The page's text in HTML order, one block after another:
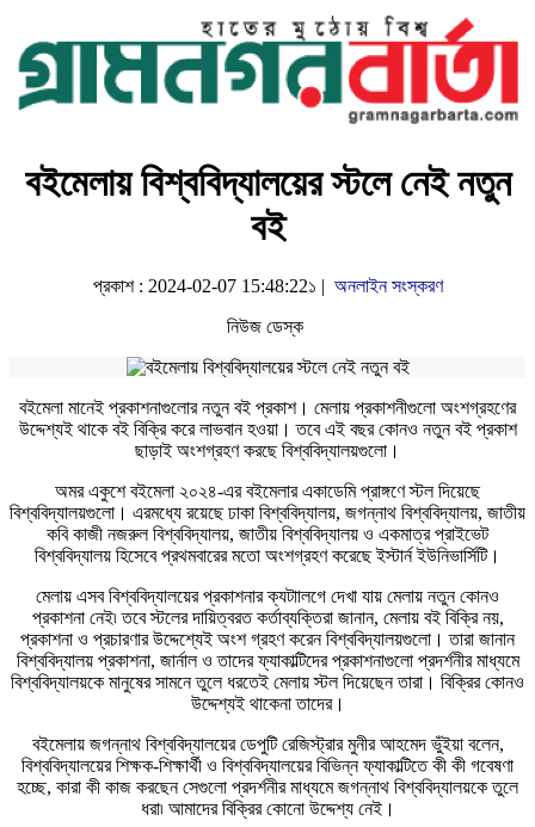
বইমেলায় বিশ্ববিদ্যালয়ের স্টলে নেই নতুন
বই
প্রকাশ : 2024-02-07 15:48:22১ | অনলাইন সংস্করণ
নিউজ ডেস্ক
বইমেলা মানেই প্রকাশনাগুলোর নতুন বই প্রকাশ। মেলায় প্রকাশনীগুলো অংশগ্রহণের
উদ্দেশ্যই থাকে বই বিক্রি করে লাভবান হওয়া। তবে এই বছর কোনও নতুন বই প্রকাশ
ছাড়াই অংশগ্রহণ করছে বিশ্ববিদ্যালয়গুলো।
অমর একুশে বইমেলা ২০২৪-এর বইমেলার একাডেমি প্রাঙ্গণে স্টল দিয়েছে
বিশ্ববিদ্যালয়গুলো। এরমধ্যে রয়েছে ঢাকা বিশ্ববিদ্যালয়, জগন্নাথ বিশ্ববিদ্যালয়, জাতীয়
কবি কাজী নজরুল বিশ্ববিদ্যালয়, জাতীয় বিশ্ববিদ্যালয় ও একমাত্র প্রাইভেট
বিশ্ববিদ্যালয় হিসেবে প্রথমবারের মতো অংশগ্রহণ করেছে ইস্টার্ন ইউনিভার্সিটি।
মেলায় এসব বিশ্ববিদ্যালয়ের প্রকাশনার ক্যটাালগে দেখা যায় মেলায় নতুন কোনও
প্রকাশনা নেই৷ তবে স্টলের দায়িত্বরত কর্তাব্যক্তিরা জানান, মেলায় বই বিক্রি নয়,
প্রকাশনা ও প্রচারণার উদ্দেশ্যেই অংশ গ্রহণ করেন বিশ্ববিদ্যালয়গুলো। তারা জানান
বিশ্ববিদ্যালয় প্রকাশনা, জার্নাল ও তাদের ফ্যাকাল্টিদের প্রকাশনাগুলো প্রদর্শনীর মাধ্যমে
বিশ্ববিদ্যালয়কে মানুষের সামনে তুলে ধরতেই মেলায় স্টল দিয়েছেন তারা। বিক্রির কোনও
উদ্দেশ্যই থাকেনা তাদের।
বইমেলায় জগন্নাথ বিশ্ববিদ্যালয়ের ডেপুটি রেজিস্ট্রার মুনীর আহমেদ ভুঁইয়া বলেন,
বিশ্ববিদ্যালয়ের শিক্ষক-শিক্ষার্থী ও বিশ্ববিদ্যালয়ের বিভিন্ন ফ্যাকাল্টিতে কী কী গবেষণা
হচ্ছে, কারা কী কাজ করছেন সেগুলো প্রদর্শনীর মাধ্যমে জগন্নাথ বিশ্ববিদ্যালয়কে তুলে
ধরা৷ আমাদের বিক্রির কোনো উদ্দেশ্য নেই।